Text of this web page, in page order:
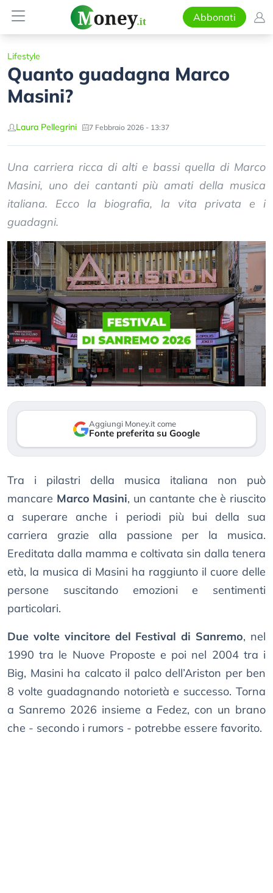
Abbonati
Lifestyle
Quanto guadagna Marco
Masini?
Laura Pellegrini 7 Febbraio 2026 - 13:37
Una carriera ricca di alti e bassi quella di Marco
Masini, uno dei cantanti più amati della musica
italiana. Ecco la biografia, la vita privata e i
guadagni.
Aggiungi Money.it come
Fonte preferita su Google
Tra i pilastri della musica italiana non può
mancare Marco Masini, un cantante che è riuscito
a superare anche i periodi più bui della sua
carriera grazie alla passione per la musica.
Ereditata dalla mamma e coltivata sin dalla tenera
età, la musica di Masini ha raggiunto il cuore delle
persone suscitando emozioni e sentimenti
particolari.
Due volte vincitore del Festival di Sanremo, nel
1990 tra le Nuove Proposte e poi nel 2004 tra i
Big, Masini ha calcato il palco dell’Ariston per ben
8 volte guadagnando notorietà e successo. Torna
a Sanremo 2026 insieme a Fedez, con un brano
che - secondo i rumors - potrebbe essere favorito.